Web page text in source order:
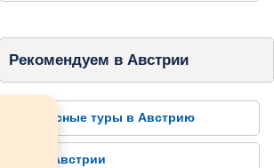
Рекомендуем в Австрии
Автобусные туры в Австрию
Отели Австрии